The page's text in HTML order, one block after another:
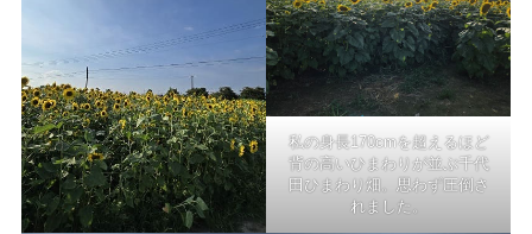
私の身長170cmを超えるほど
背の高いひまわりが並ぶ千代
田ひまわり畑。思わず圧倒さ
れました。